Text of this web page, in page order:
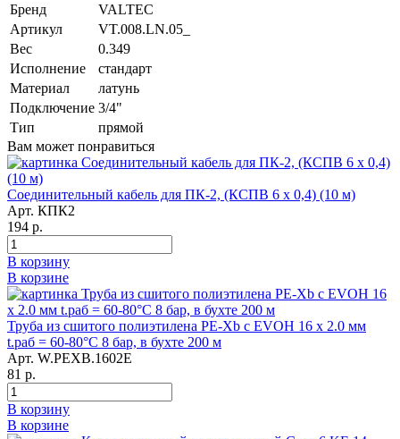
Бренд
VALTEC
Артикул
VT.008.LN.05_
Вес
0.349
Исполнение
стандарт
Материал
латунь
Подключение 3/4"
Тип
прямой
Вам может понравиться
Соединительный кабель для ПК-2, (КСПВ 6 х 0,4) (10 м)
Арт. КПК2
194 р.
В корзину
В корзине
Труба из сшитого полиэтилена PE-Xb с EVOH 16 x 2.0 мм
t.раб = 60-80°C 8 бар, в бухте 200 м
Арт. W.PEXB.1602E
81 р.
В корзину
В корзине